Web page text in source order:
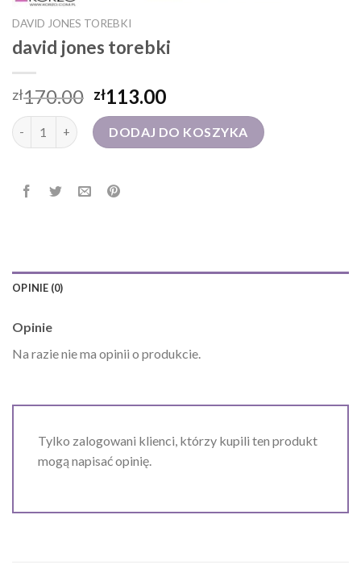
DAVID JONES TOREBKI
david jones torebki
zł170.00 zł113.00
ilość david jones torebkiDODAJ DO KOSZYKA
OPINIE (0)
Opinie
Na razie nie ma opinii o produkcie.
Tylko zalogowani klienci, którzy kupili ten produkt
mogą napisać opinię.